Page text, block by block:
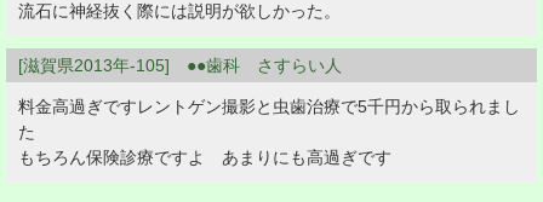
流石に神経抜く際には説明が欲しかった。
[滋賀県2013年-105] ●●歯科 さすらい人
料金高過ぎですレントゲン撮影と虫歯治療で5千円から取られまし
た
もちろん保険診療ですよ あまりにも高過ぎです